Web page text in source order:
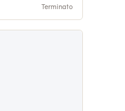
Terminato